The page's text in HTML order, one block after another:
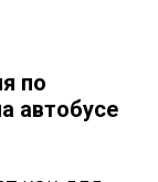
по
автобусе